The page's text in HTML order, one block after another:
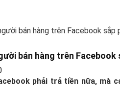
bán hàng trên Facebook sắp
bán hàng trên Facebook
phải trả tiền nữa, mà